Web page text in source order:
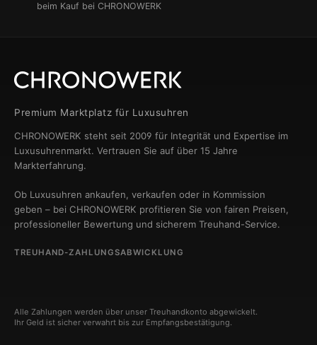
beim Kauf bei CHRONOWERK
Premium Marktplatz für Luxusuhren
CHRONOWERK steht seit 2009 für Integrität und Expertise im
Luxusuhrenmarkt. Vertrauen Sie auf über 15 Jahre
Markterfahrung.
Ob Luxusuhren ankaufen, verkaufen oder in Kommission
geben – bei CHRONOWERK profitieren Sie von fairen Preisen,
professioneller Bewertung und sicherem Treuhand-Service.
TREUHAND-ZAHLUNGSABWICKLUNG
Alle Zahlungen werden über unser Treuhandkonto abgewickelt.
Ihr Geld ist sicher verwahrt bis zur Empfangsbestätigung.